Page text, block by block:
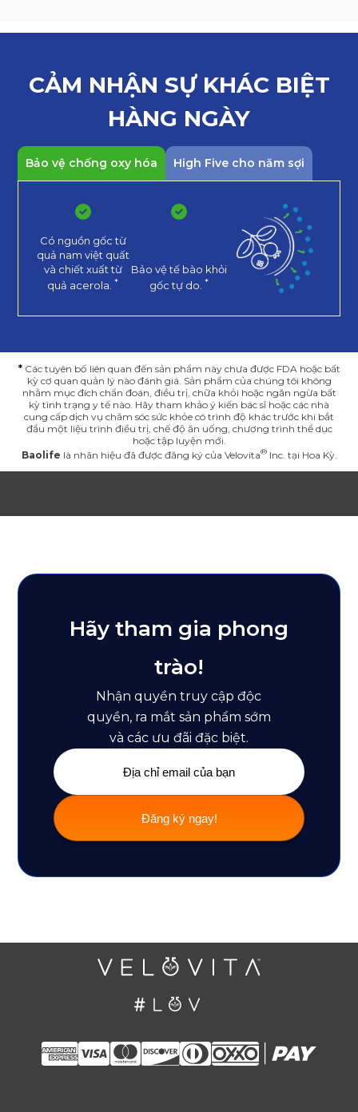
CẢM NHẬN SỰ KHÁC BIỆT
HÀNG NGÀY
Bảo vệ chống oxy hóa High Five cho năm sợi
Có nguồn gốc từ
quả nam việt quất
và chiết xuất từ
quả acerola. *
Bảo vệ tế bào khỏi
gốc tự do. *
*Các tuyên bố liên quan đến sản phẩm này chưa được FDA hoặc bất
kỳ cơ quan quản lý nào đánh giá. Sản phẩm của chúng tôi không
nhằm mục đích chẩn đoán, điều trị, chữa khỏi hoặc ngăn ngừa bất
kỳ tình trạng y tế nào. Hãy tham khảo ý kiến ​​bác sĩ hoặc các nhà
cung cấp dịch vụ chăm sóc sức khỏe có trình độ khác trước khi bắt
đầu một liệu trình điều trị, chế độ ăn uống, chương trình thể dục
hoặc tập luyện mới.
Baolife là nhãn hiệu đã được đăng ký của Velovita Inc. tại Hoa Kỳ.
Hãy tham gia phong
trào!
Nhận quyền truy cập độc
quyền, ra mắt sản phẩm sớm
và các ưu đãi đặc biệt.